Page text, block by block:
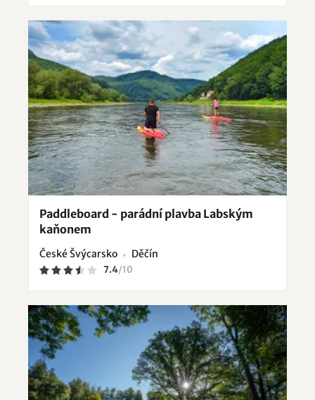
Paddleboard - parádní plavba Labským
kaňonem
České Švýcarsko Děčín
7.4/10